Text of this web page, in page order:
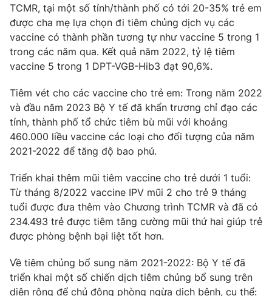
Tư vấn
Chuyên mục khác
Emagazine Podcast
Video Shorts video
VTV Money VTV Thể thao
VTV Sức khoẻ Bất động sản
Thị trường 24h Tấm lòng Việt
VTV4 Vươn mình bằng AI
TCMR, tại một số tỉnh/thành phố có tới 20-35% trẻ em
được cha mẹ lựa chọn đi tiêm chủng dịch vụ các
vaccine có thành phần tương tự như vaccine 5 trong 1
trong các năm qua. Kết quả năm 2022, tỷ lệ tiêm
vaccine 5 trong 1 DPT-VGB-Hib3 đạt 90,6%.
Tiêm vét cho các vaccine cho trẻ em: Trong năm 2022
và đầu năm 2023 Bộ Y tế đã khẩn trương chỉ đạo các
tỉnh, thành phố tổ chức tiêm bù mũi với khoảng
460.000 liều vaccine các loại cho đối tượng của năm
2021-2022 để tăng độ bao phủ.
Triển khai thêm mũi tiêm vaccine cho trẻ dưới 1 tuổi:
Từ tháng 8/2022 vaccine IPV mũi 2 cho trẻ 9 tháng
tuổi được đưa thêm vào Chương trình TCMR và đã có
234.493 trẻ được tiêm tăng cường mũi thứ hai giúp trẻ
được phòng bệnh bại liệt tốt hơn.
Về tiêm chủng bổ sung năm 2021-2022: Bộ Y tế đã
triển khai một số chiến dịch tiêm chủng bổ sung trên
diện rộng để chủ động phòng ngừa dịch bệnh, cụ thể: